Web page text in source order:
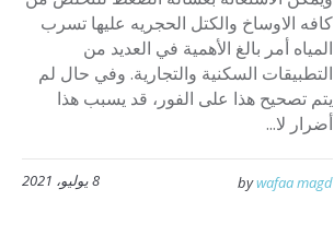
كافه الاوساخ والكتل الحجريه عليها تسرب
المياه أمر بالغ الأهمية في العديد من
التطبيقات السكنية والتجارية. وفي حال لم
يتم تصحيح هذا على الفور، قد يسبب هذا
أضرار لا...
8 يوليو، 2021 bywafaa magd